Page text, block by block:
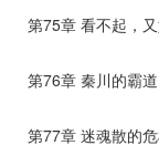
第75章 看不起，
第76章 秦川的霸道
第77章 迷魂散的